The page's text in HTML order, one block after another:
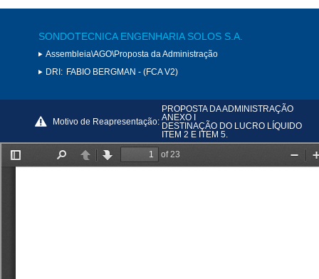
SONDOTECNICA ENGENHARIA SOLOS S.A.
Assembleia\AGO\Proposta da Administração
DRI: FABIO BERGMAN - (FCA V2)
Motivo de Reapresentação:
PROPOSTA DA ADMINISTRAÇÃO
ANEXO I
DESTINAÇÃO DO LUCRO LÍQUIDO
ITEM 2 E ITEM 5.